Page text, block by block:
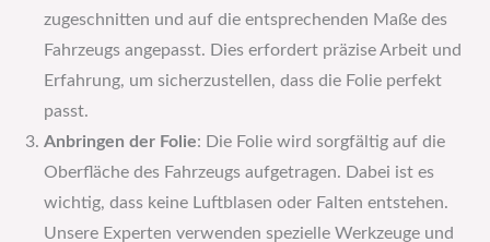
zugeschnitten und auf die entsprechenden Maße des
Fahrzeugs angepasst. Dies erfordert präzise Arbeit und
Erfahrung, um sicherzustellen, dass die Folie perfekt
passt.
Anbringen der Folie: Die Folie wird sorgfältig auf die
Oberfläche des Fahrzeugs aufgetragen. Dabei ist es
wichtig, dass keine Luftblasen oder Falten entstehen.
Unsere Experten verwenden spezielle Werkzeuge und